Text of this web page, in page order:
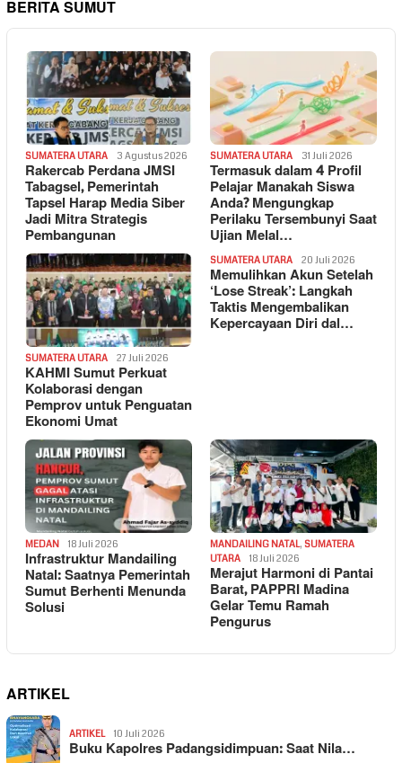
BERITA SUMUT
SUMATERA UTARA 3 Agustus 2026
Rakercab Perdana JMSI
Tabagsel, Pemerintah
Tapsel Harap Media Siber
Jadi Mitra Strategis
Pembangunan
SUMATERA UTARA 31 Juli 2026
Termasuk dalam 4 Profil
Pelajar Manakah Siswa
Anda? Mengungkap
Perilaku Tersembunyi Saat
Ujian Melal…
SUMATERA UTARA 27 Juli 2026
KAHMI Sumut Perkuat
Kolaborasi dengan
Pemprov untuk Penguatan
Ekonomi Umat
SUMATERA UTARA 20 Juli 2026
Memulihkan Akun Setelah
‘Lose Streak’: Langkah
Taktis Mengembalikan
Kepercayaan Diri dal…
MEDAN 18 Juli 2026
Infrastruktur Mandailing
Natal: Saatnya Pemerintah
Sumut Berhenti Menunda
Solusi
MANDAILING NATAL, SUMATERA
UTARA
18 Juli 2026
Merajut Harmoni di Pantai
Barat, PAPPRI Madina
Gelar Temu Ramah
Pengurus
ARTIKEL
ARTIKEL 10 Juli 2026
Buku Kapolres Padangsidimpuan: Saat Nila…